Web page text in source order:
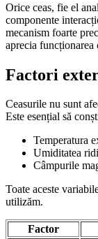
Orice ceas, fie el
componente
mecanism foarte
aprecia funcționarea
Factori
Ceasurile nu sunt
Este esențial să
Temperatura
Umiditatea
Câmpurile
Toate aceste
utilizăm.
Factor